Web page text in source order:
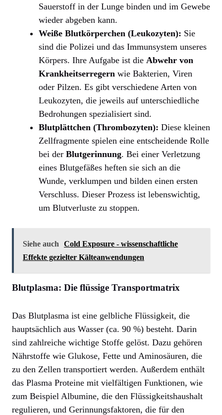
Sauerstoff in der Lunge binden und im Gewebe
wieder abgeben kann.
Weiße Blutkörperchen (Leukozyten): Sie
sind die Polizei und das Immunsystem unseres
Körpers. Ihre Aufgabe ist die Abwehr von
Krankheitserregern wie Bakterien, Viren
oder Pilzen. Es gibt verschiedene Arten von
Leukozyten, die jeweils auf unterschiedliche
Bedrohungen spezialisiert sind.
Blutplättchen (Thrombozyten): Diese kleinen
Zellfragmente spielen eine entscheidende Rolle
bei der Blutgerinnung. Bei einer Verletzung
eines Blutgefäßes heften sie sich an die
Wunde, verklumpen und bilden einen ersten
Verschluss. Dieser Prozess ist lebenswichtig,
um Blutverluste zu stoppen.
Siehe auch
Cold Exposure - wissenschaftliche
Effekte gezielter Kälteanwendungen
Blutplasma: Die flüssige Transportmatrix
Das Blutplasma ist eine gelbliche Flüssigkeit, die
hauptsächlich aus Wasser (ca. 90 %) besteht. Darin
sind zahlreiche wichtige Stoffe gelöst. Dazu gehören
Nährstoffe wie Glukose, Fette und Aminosäuren, die
zu den Zellen transportiert werden. Außerdem enthält
das Plasma Proteine mit vielfältigen Funktionen, wie
zum Beispiel Albumine, die den Flüssigkeitshaushalt
regulieren, und Gerinnungsfaktoren, die für den